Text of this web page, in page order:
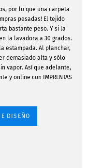
por lo que una carpeta
pesadas! El tejido
bastante peso. Y si la
la lavadora a 30 grados.
estampada. Al planchar,
demasiado alta y sólo
vapor. Así que adelante,
y online con IMPRENTAS
DISEÑO